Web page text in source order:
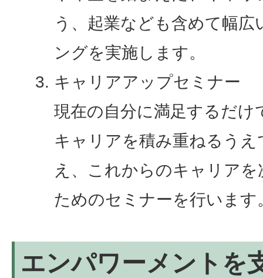
う、起業なども含めて幅
ングを実施します。
キャリアアップセミナー
現在の自分に満足するだけ
キャリアを積み重ねるう
え、これからのキャリア
ためのセミナーを行います
エンパワーメントを